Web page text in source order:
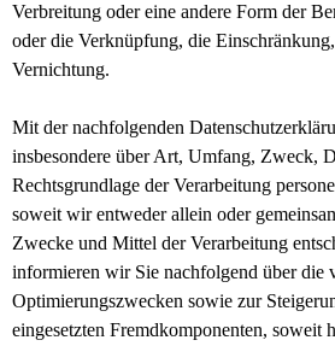
Verbreitung oder eine andere Form der
oder die Verknüpfung, die
Vernichtung.
Mit der nachfolgenden
insbesondere über Art, Umfang, Zweck,
Rechtsgrundlage der Verarbeitung
soweit wir entweder allein oder
Zwecke und Mittel der Verarbeitung
informieren wir Sie nachfolgend über die
Optimierungszwecken sowie zur
eingesetzten Fremdkomponenten, soweit